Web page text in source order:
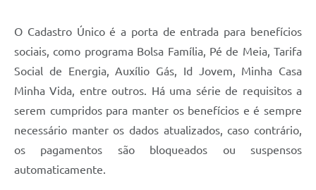
O Cadastro Único é a porta de entrada para benefícios
sociais, como programa Bolsa Família, Pé de Meia, Tarifa
Social de Energia, Auxílio Gás, Id Jovem, Minha Casa
Minha Vida, entre outros. Há uma série de requisitos a
serem cumpridos para manter os benefícios e é sempre
necessário manter os dados atualizados, caso contrário,
os pagamentos são bloqueados ou suspensos
automaticamente.